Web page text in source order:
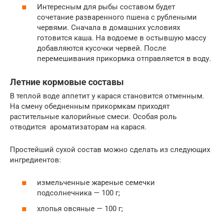
Интересным для рыбы составом будет
сочетание разваренного пшена с рублеными
червями. Сначала в домашних условиях
готовится каша. На водоеме в остывшую массу
добавляются кусочки червей. После
перемешивания прикормка отправляется в воду.
Летние кормовые составы
В теплой воде аппетит у карася становится отменным.
На смену обедненным прикормкам приходят
растительные калорийные смеси. Особая роль
отводится ароматизаторам на карася.
Простейший сухой состав можно сделать из следующих
ингредиентов:
измельченные жареные семечки
подсолнечника — 100 г;
хлопья овсяные — 100 г;